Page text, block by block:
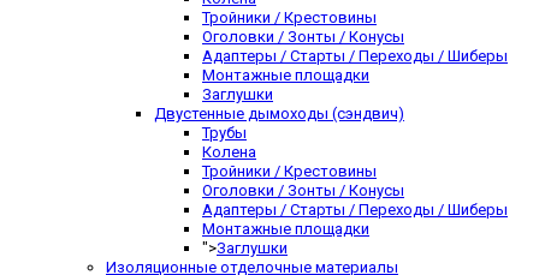
Тройники / Крестовины
Оголовки / Зонты / Конусы
Адаптеры / Старты / Переходы / Шиберы
Монтажные площадки
Заглушки
Двустенные дымоходы (сэндвич)
Трубы
Колена
Тройники / Крестовины
Оголовки / Зонты / Конусы
Адаптеры / Старты / Переходы / Шиберы
Монтажные площадки
">Заглушки
Изоляционные отделочные материалы